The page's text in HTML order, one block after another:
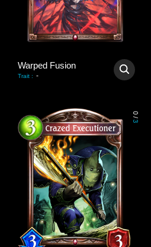
Warped Fusion
Trait : -
0
/
3